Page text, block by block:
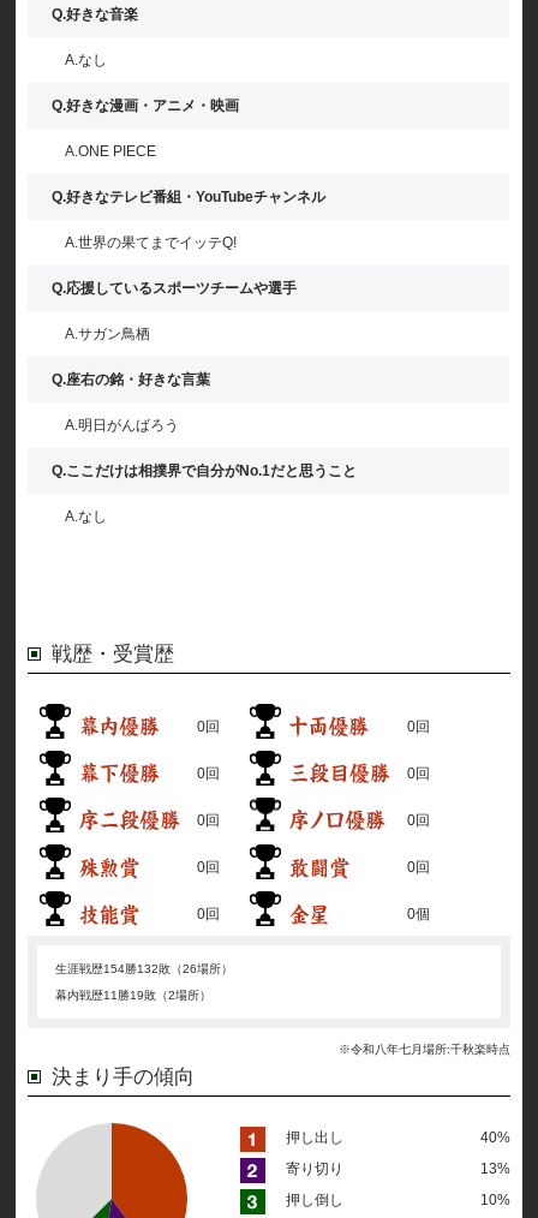
Q.好きな音楽
A.なし
Q.好きな漫画・アニメ・映画
A.ONE PIECE
Q.好きなテレビ番組・YouTubeチャンネル
A.世界の果てまでイッテQ!
Q.応援しているスポーツチームや選手
A.サガン鳥栖
Q.座右の銘・好きな言葉
A.明日がんばろう
Q.ここだけは相撲界で自分がNo.1だと思うこと
A.なし
戦歴・受賞歴
0回 0回
0回 0回
0回 0回
0回 0回
0回 0個
生涯戦歴154勝132敗（26場所）
幕内戦歴11勝19敗（2場所）
※令和八年七月場所:千秋楽時点
決まり手の傾向
押し出し
40%
寄り切り
13%
押し倒し
10%